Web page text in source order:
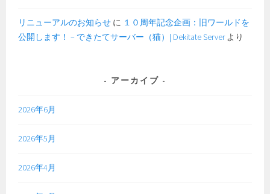
リニューアルのお知らせ に １０周年記念企画：旧ワールドを
公開します！ – できたてサーバー（猫）| Dekitate Serverより
アーカイブ
2026年6月
2026年5月
2026年4月